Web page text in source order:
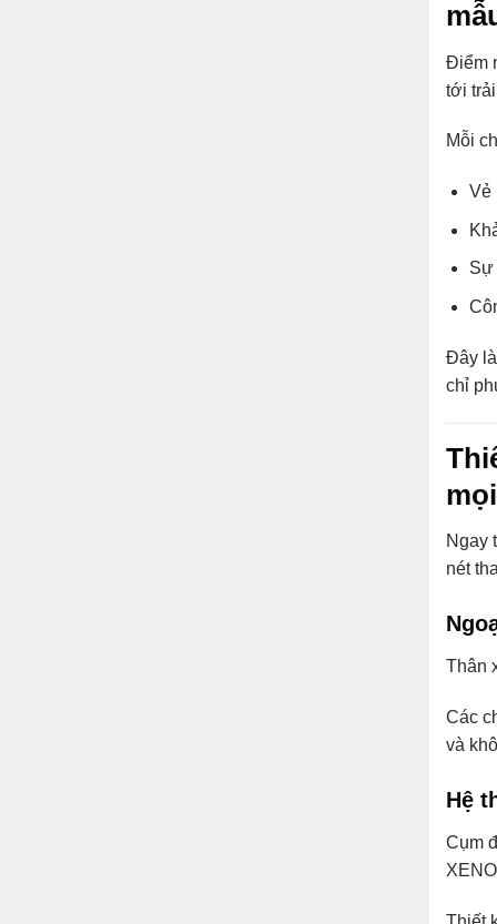
Điểm
tới
Mỗi
Vẻ
Sự
Đây
chỉ
Ngay
nét
Thân
Các
và
Hệ
Cụm